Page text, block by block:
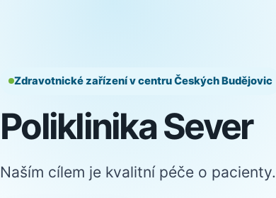
Zdravotnické zařízení v centru Českých Budějovic
Poliklinika Sever
Naším cílem je kvalitní péče o pacienty.